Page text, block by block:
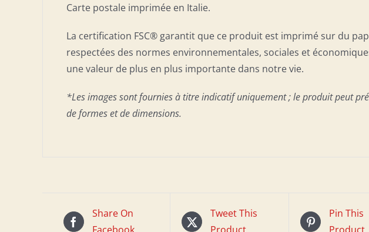
Carte postale imprimée en Italie.
La certification FSC® garantit que ce produit est imprimé sur du
respectées des normes environnementales, sociales et
une valeur de plus en plus importante dans notre vie.
*Les images sont fournies à titre indicatif uniquement ; le produit peut
de formes et de dimensions.
Share On
Tweet This
Pin This